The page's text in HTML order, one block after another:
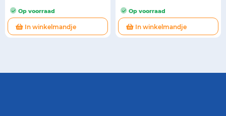
Op voorraad
In winkelmandje
Op voorraad
In winkelmandje